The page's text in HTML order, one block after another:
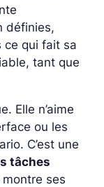
définies,
ce qui fait sa
tant que
Elle n’aime
ou les
C’est une
tâches
ses